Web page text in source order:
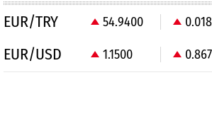
EUR/TRY 54.9400
EUR/USD 1.1500